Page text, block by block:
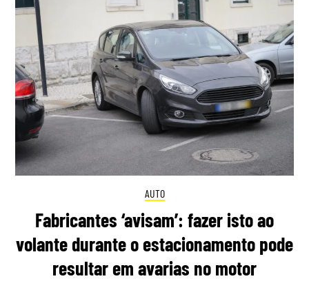
AUTO
Fabricantes ‘avisam’: fazer isto ao
volante durante o estacionamento pode
resultar em avarias no motor